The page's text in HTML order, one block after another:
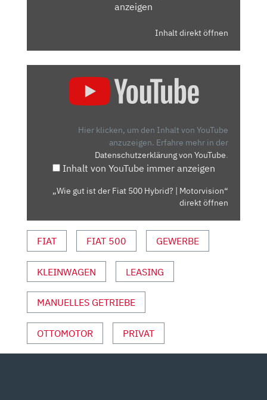
anzeigen
Inhalt direkt öffnen
MOTORVISION“
ANZEIGEN
Hier klicken, um den Inhalt von YouTube
anzuzeigen. Erfahre mehr in der
Datenschutzerklärung von YouTube.
Inhalt von YouTube immer anzeigen
„Wie gut ist der Fiat 500 Hybrid? | Motorvision“
direkt öffnen
FIAT FIAT 500 GEWERBE
KLEINWAGEN LEASING
MANUELLES GETRIEBE
OTTOMOTOR PRIVAT